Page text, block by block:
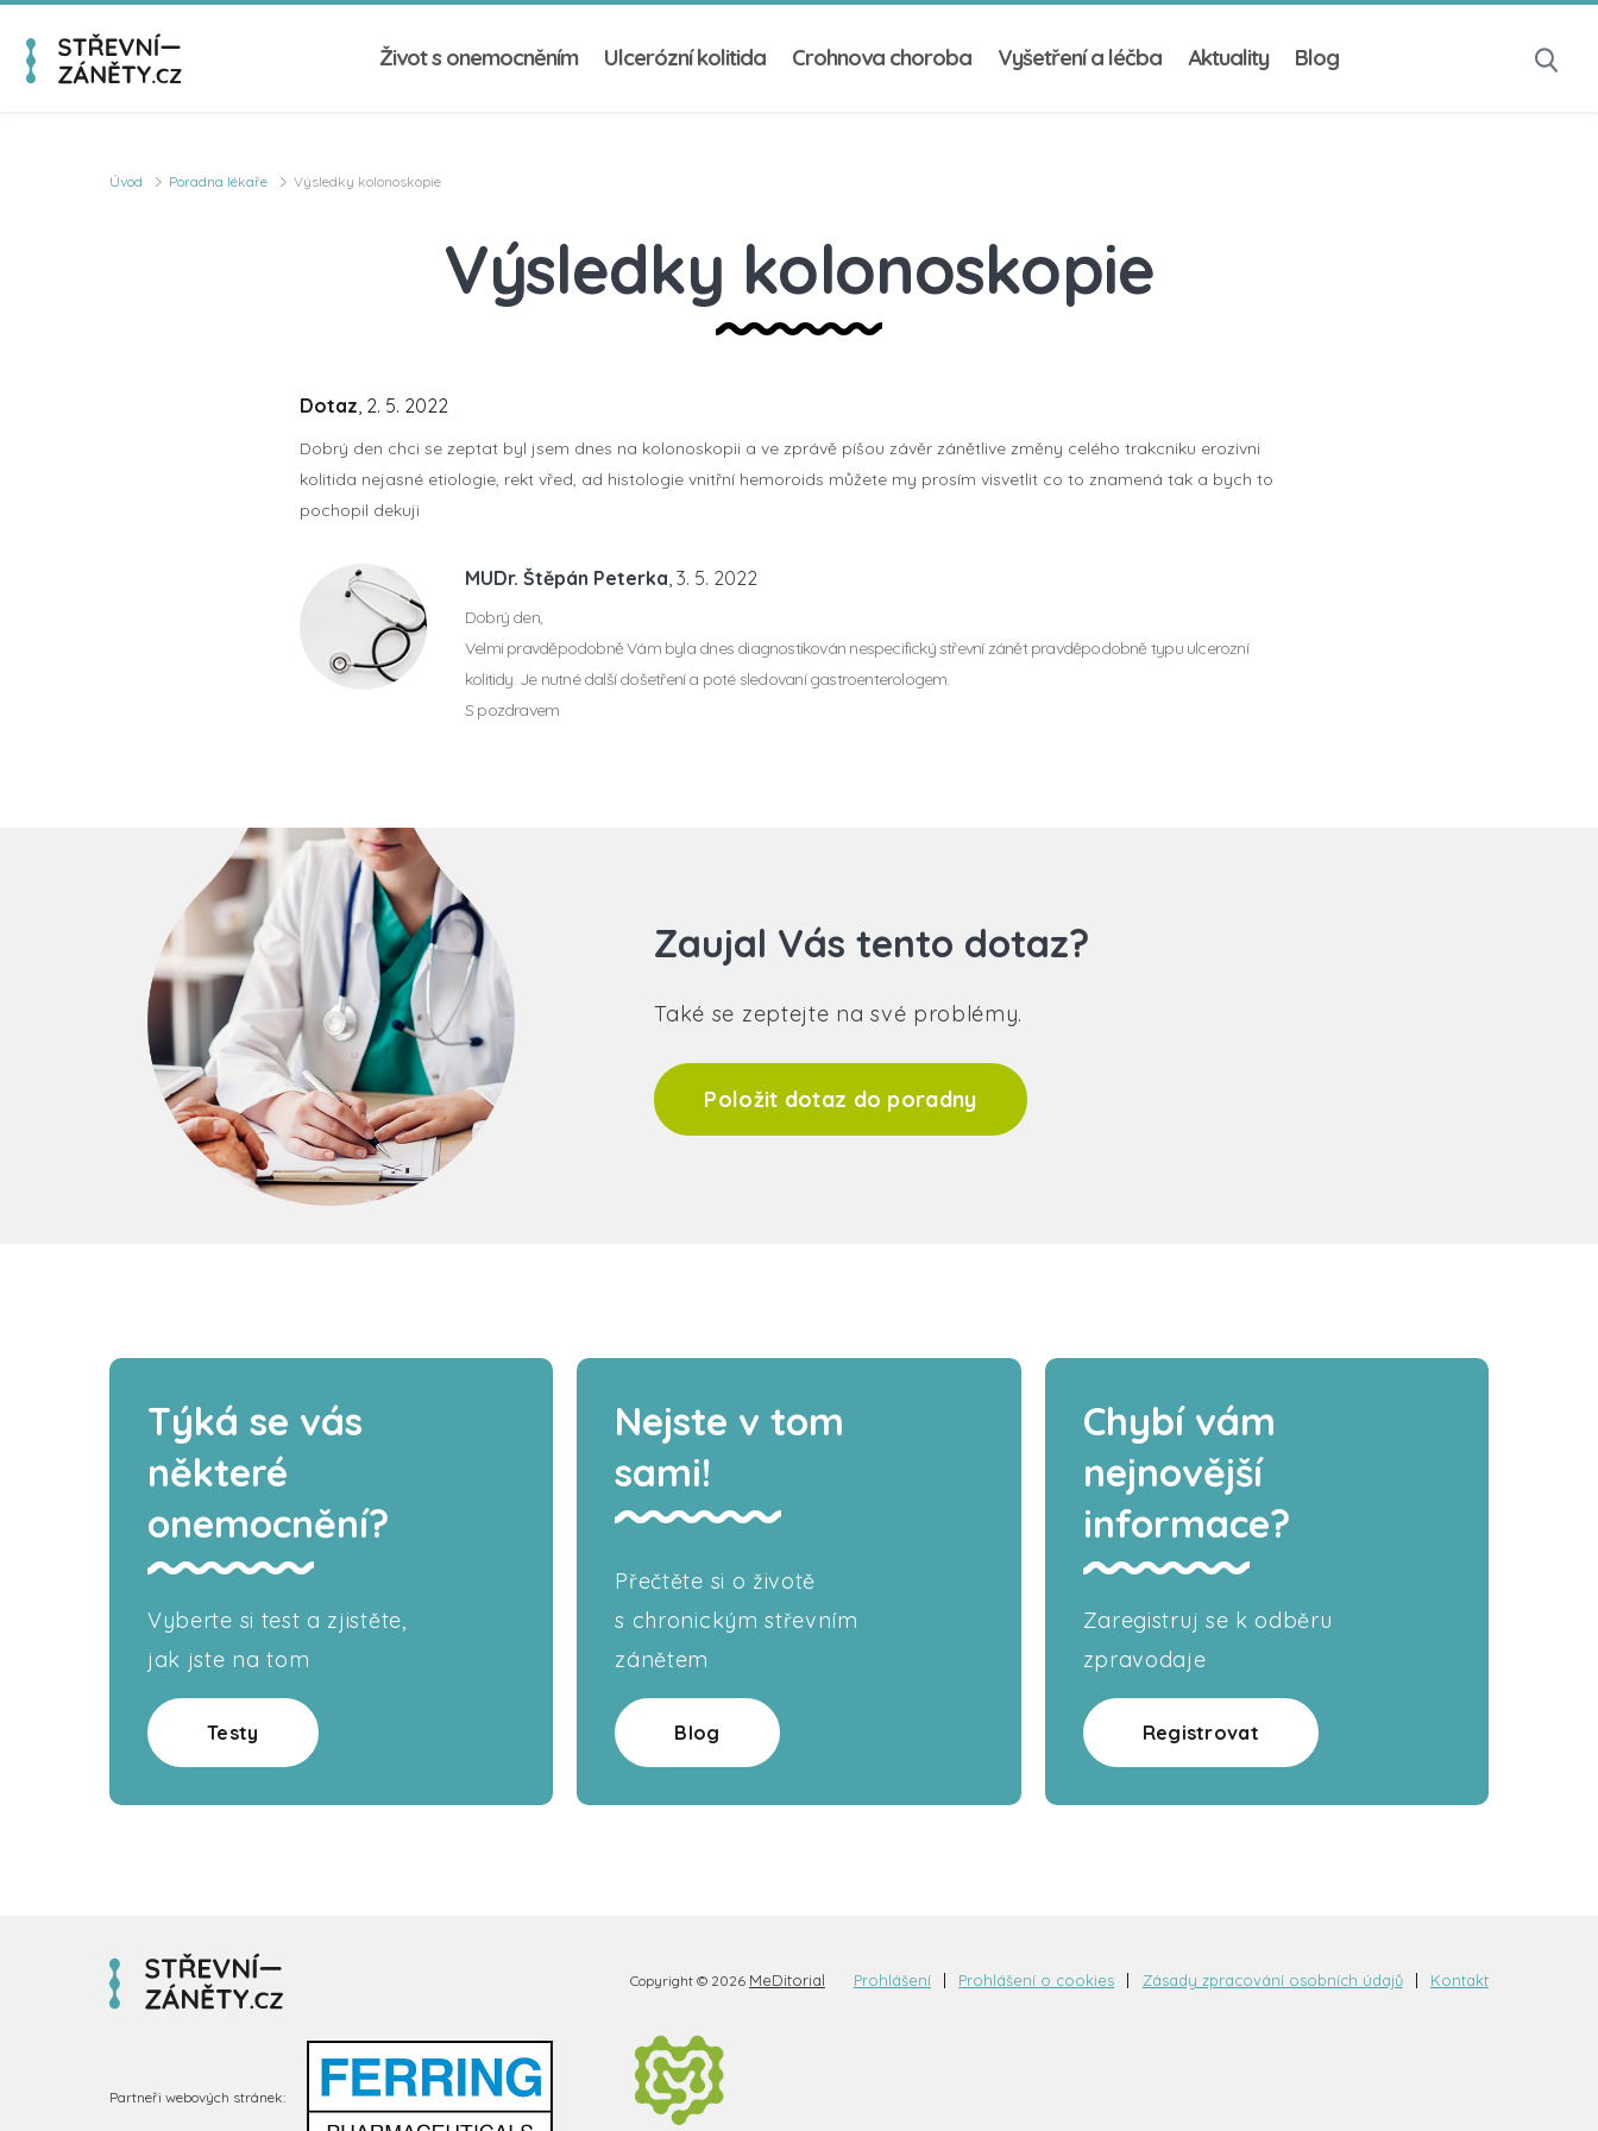
Život s onemocněním Ulcerózní kolitida Crohnova choroba Vyšetření a léčba Aktuality Blog
Úvod Poradna lékaře Výsledky kolonoskopie
Výsledky kolonoskopie
Dotaz, 2. 5. 2022
Dobrý den chci se zeptat byl jsem dnes na kolonoskopii a ve zprávě píšou závěr zánětlive změny celého trakcniku erozivni
kolitida nejasné etiologie, rekt vřed, ad histologie vnitřní hemoroids můžete my prosím visvetlit co to znamená tak a bych to
pochopil dekuji
MUDr. Štěpán Peterka , 3. 5. 2022
Dobrý den,
Velmi pravděpodobně Vám byla dnes diagnostikován nespecifický střevní zánět pravděpodobně typu ulcerozní
kolitidy. Je nutné další došetření a poté sledovaní gastroenterologem.
S pozdravem
Zaujal Vás tento dotaz?
Také se zeptejte na své problémy.
Položit dotaz do poradny
Týká se vás
některé
onemocnění?
Vyberte si test a zjistěte,
jak jste na tom
Testy
Nejste v tom
sami!
Přečtěte si o životě
s chronickým střevním
zánětem
Blog
Chybí vám
nejnovější
informace?
Zaregistruj se k odběru
zpravodaje
Registrovat
Copyright © 2026 MeDitorial Prohlášení Prohlášení o cookies Zásady zpracování osobních údajů Kontakt
Partneři webových stránek: